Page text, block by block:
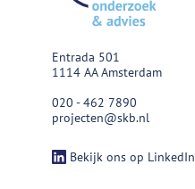
Entrada 501
1114 AA Amsterdam
020 - 462 7890
projecten@skb.nl
Bekijk ons op LinkedIn